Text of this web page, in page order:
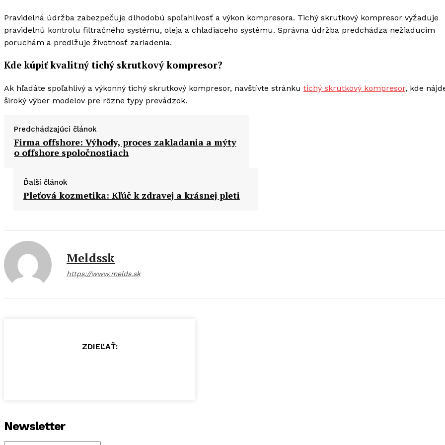
Pravidelná údržba zabezpečuje dlhodobú spoľahlivosť a výkon kompresora. Tichý skrutkový kompresor vyžaduje
pravidelnú kontrolu filtračného systému, oleja a chladiaceho systému. Správna údržba predchádza nežiaducim
poruchám a predlžuje životnosť zariadenia.
Kde kúpiť kvalitný tichý skrutkový kompresor?
Ak hľadáte spoľahlivý a výkonný tichý skrutkový kompresor, navštívte stránku tichý skrutkový kompresor, kde
široký výber modelov pre rôzne typy prevádzok.
Predchádzajúci článok
Firma offshore: Výhody, proces zakladania a mýty
o offshore spoločnostiach
Ďalší článok
Pleťová kozmetika: Kľúč k zdravej a krásnej pleti
Meldssk
https://www.melds.sk
ZDIEĽAŤ:
Newsletter